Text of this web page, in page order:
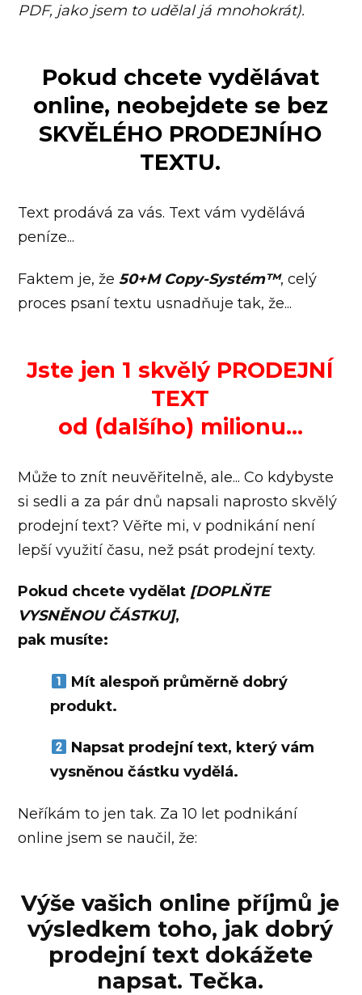
PDF, jako jsem to udělal já mnohokrát).
Pokud chcete vydělávat
online, neobejdete se bez
SKVĚLÉHO PRODEJNÍHO
TEXTU.
Text prodává za vás. Text vám vydělává
peníze...
Faktem je, že50+M Copy-Systém™, celý
proces psaní textu usnadňuje tak, že...
Jste jen 1 skvělý PRODEJNÍ
TEXT
od (dalšího) milionu...
Může to znít neuvěřitelně, ale... Co kdybyste
si sedli a za pár dnů napsali naprosto skvělý
prodejní text? Věřte mi, v podnikání není
lepší využití času, než psát prodejní texty.
Pokud chcete vydělat [DOPLŇTE
VYSNĚNOU ČÁSTKU],
pak musíte:
Mít alespoň průměrně dobrý
produkt.
Napsat prodejní text, který vám
vysněnou částku vydělá.
Neříkám to jen tak. Za 10 let podnikání
online jsem se naučil, že:
Výše vašich online příjmů je
výsledkem toho, jak dobrý
prodejní text dokážete
napsat. Tečka.